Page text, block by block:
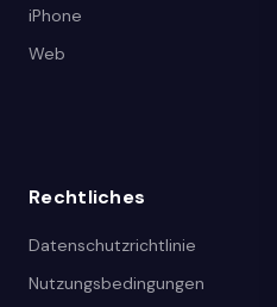
iPhone
Web
Rechtliches
Datenschutzrichtlinie
Nutzungsbedingungen